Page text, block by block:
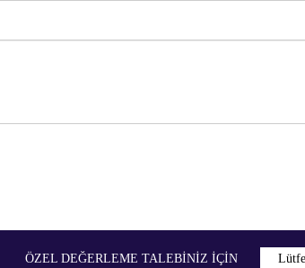
ÖZEL DEĞERLEME TALEBİNİZ İÇIN